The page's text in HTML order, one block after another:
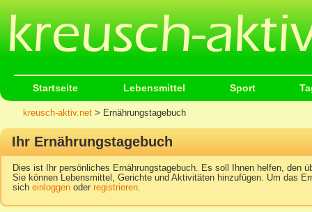
Startseite Lebensmittel Sport
kreusch-aktiv.net > Ernährungstagebuch
Ihr Ernährungstagebuch
Dies ist Ihr persönliches Ernährungstagebuch. Es soll Ihnen helfen, den
Sie können Lebensmittel, Gerichte und Aktivitäten hinzufügen. Um das
sich einloggen oder registrieren.